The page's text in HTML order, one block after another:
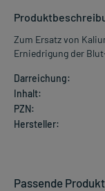
Zum Ersatz von
Erniedrigung der
Darreichung:
Inhalt:
PZN:
Hersteller:
Passende